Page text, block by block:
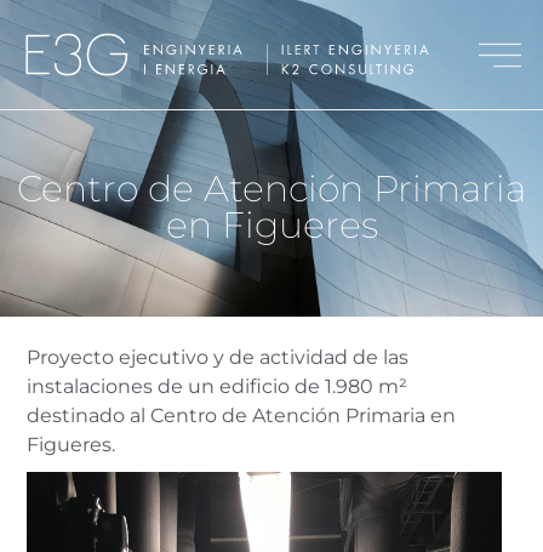
Centro de Atención Primaria
en Figueres
Proyecto ejecutivo y de actividad de las
instalaciones de un edificio de 1.980 m²
destinado al Centro de Atención Primaria en
Figueres.